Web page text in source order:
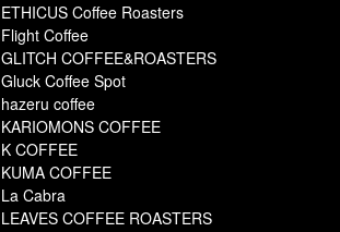
ETHICUS Coffee Roasters
Flight Coffee
GLITCH COFFEE&ROASTERS
Gluck Coffee Spot
hazeru coffee
KARIOMONS COFFEE
K COFFEE
KUMA COFFEE
La Cabra
LEAVES COFFEE ROASTERS